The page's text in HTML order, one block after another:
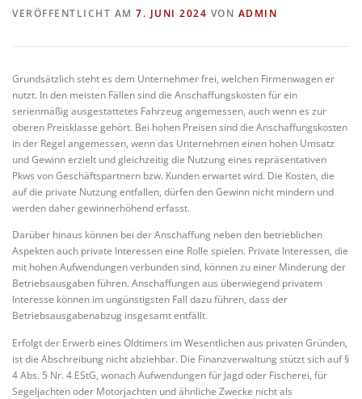
VERÖFFENTLICHT AM 7. JUNI 2024 VON ADMIN
Grundsätzlich steht es dem Unternehmer frei, welchen Firmenwagen er
nutzt. In den meisten Fällen sind die Anschaffungskosten für ein
serienmäßig ausgestattetes Fahrzeug angemessen, auch wenn es zur
oberen Preisklasse gehört. Bei hohen Preisen sind die Anschaffungskosten
in der Regel angemessen, wenn das Unternehmen einen hohen Umsatz
und Gewinn erzielt und gleichzeitig die Nutzung eines repräsentativen
Pkws von Geschäftspartnern bzw. Kunden erwartet wird. Die Kosten, die
auf die private Nutzung entfallen, dürfen den Gewinn nicht mindern und
werden daher gewinnerhöhend erfasst.
Darüber hinaus können bei der Anschaffung neben den betrieblichen
Aspekten auch private Interessen eine Rolle spielen. Private Interessen, die
mit hohen Aufwendungen verbunden sind, können zu einer Minderung der
Betriebsausgaben führen. Anschaffungen aus überwiegend privatem
Interesse können im ungünstigsten Fall dazu führen, dass der
Betriebsausgabenabzug insgesamt entfällt.
Erfolgt der Erwerb eines Oldtimers im Wesentlichen aus privaten Gründen,
ist die Abschreibung nicht abziehbar. Die Finanzverwaltung stützt sich auf §
4 Abs. 5 Nr. 4 EStG, wonach Aufwendungen für Jagd oder Fischerei, für
Segeljachten oder Motorjachten und ähnliche Zwecke nicht als